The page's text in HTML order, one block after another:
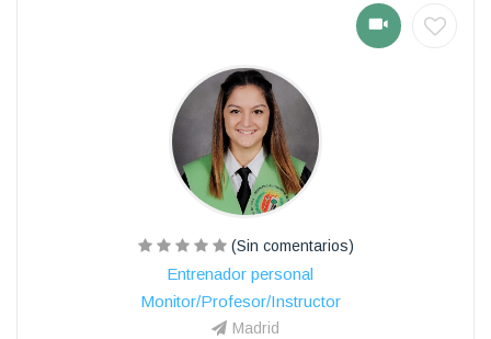
(Sin comentarios)
Entrenador personal
Monitor/Profesor/Instructor
Madrid